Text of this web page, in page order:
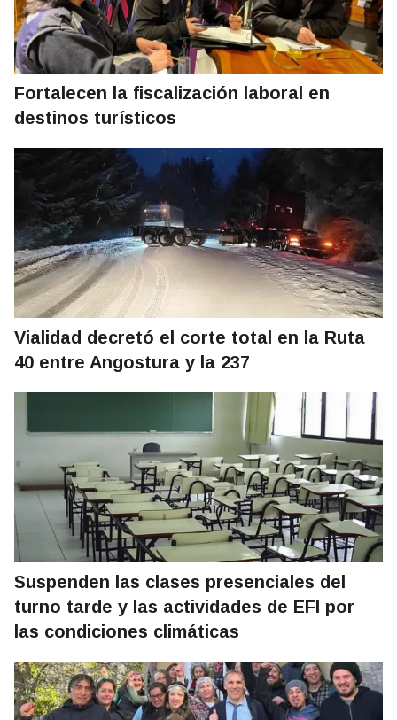
Fortalecen la fiscalización laboral en
destinos turísticos
Vialidad decretó el corte total en la Ruta
40 entre Angostura y la 237
Suspenden las clases presenciales del
turno tarde y las actividades de EFI por
las condiciones climáticas